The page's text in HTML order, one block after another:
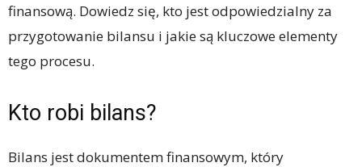
finansową. Dowiedz się, kto jest odpowiedzialny za
przygotowanie bilansu i jakie są kluczowe elementy
tego procesu.
Kto robi bilans?
Bilans jest dokumentem finansowym, który